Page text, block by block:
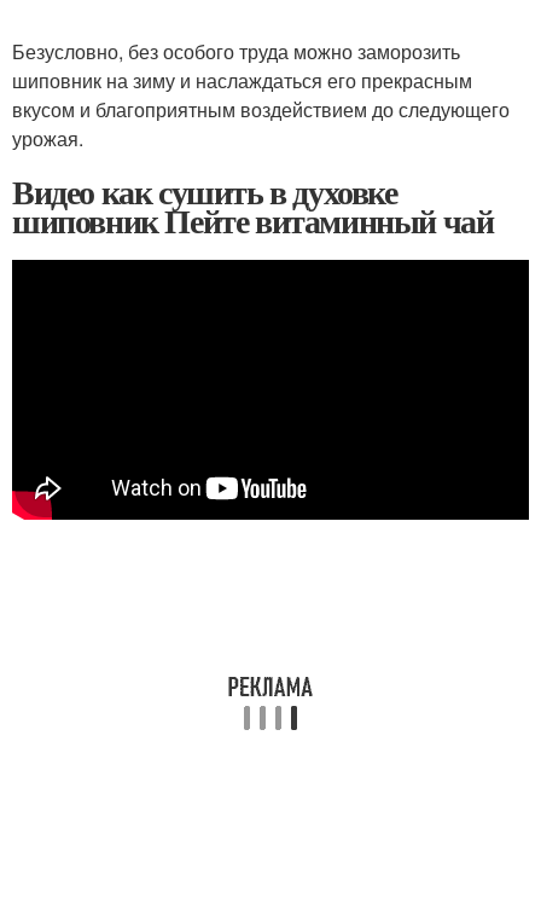
Безусловно, без особого труда можно заморозить
шиповник на зиму и наслаждаться его прекрасным
вкусом и благоприятным воздействием до следующего
урожая.
Видео как сушить в духовке
шиповник Пейте витаминный чай